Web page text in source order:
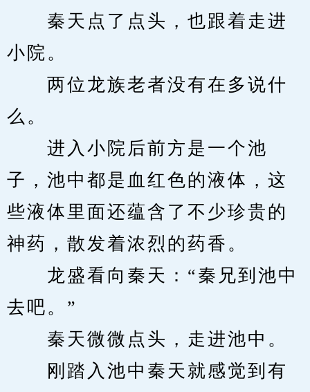
秦天点了点头，也跟着走进
小院。
两位龙族老者没有在多说什
么。
进入小院后前方是一个池
子，池中都是血红色的液体，这
些液体里面还蕴含了不少珍贵的
神药，散发着浓烈的药香。
龙盛看向秦天：“秦兄到池中
去吧。”
秦天微微点头，走进池中。
刚踏入池中秦天就感觉到有